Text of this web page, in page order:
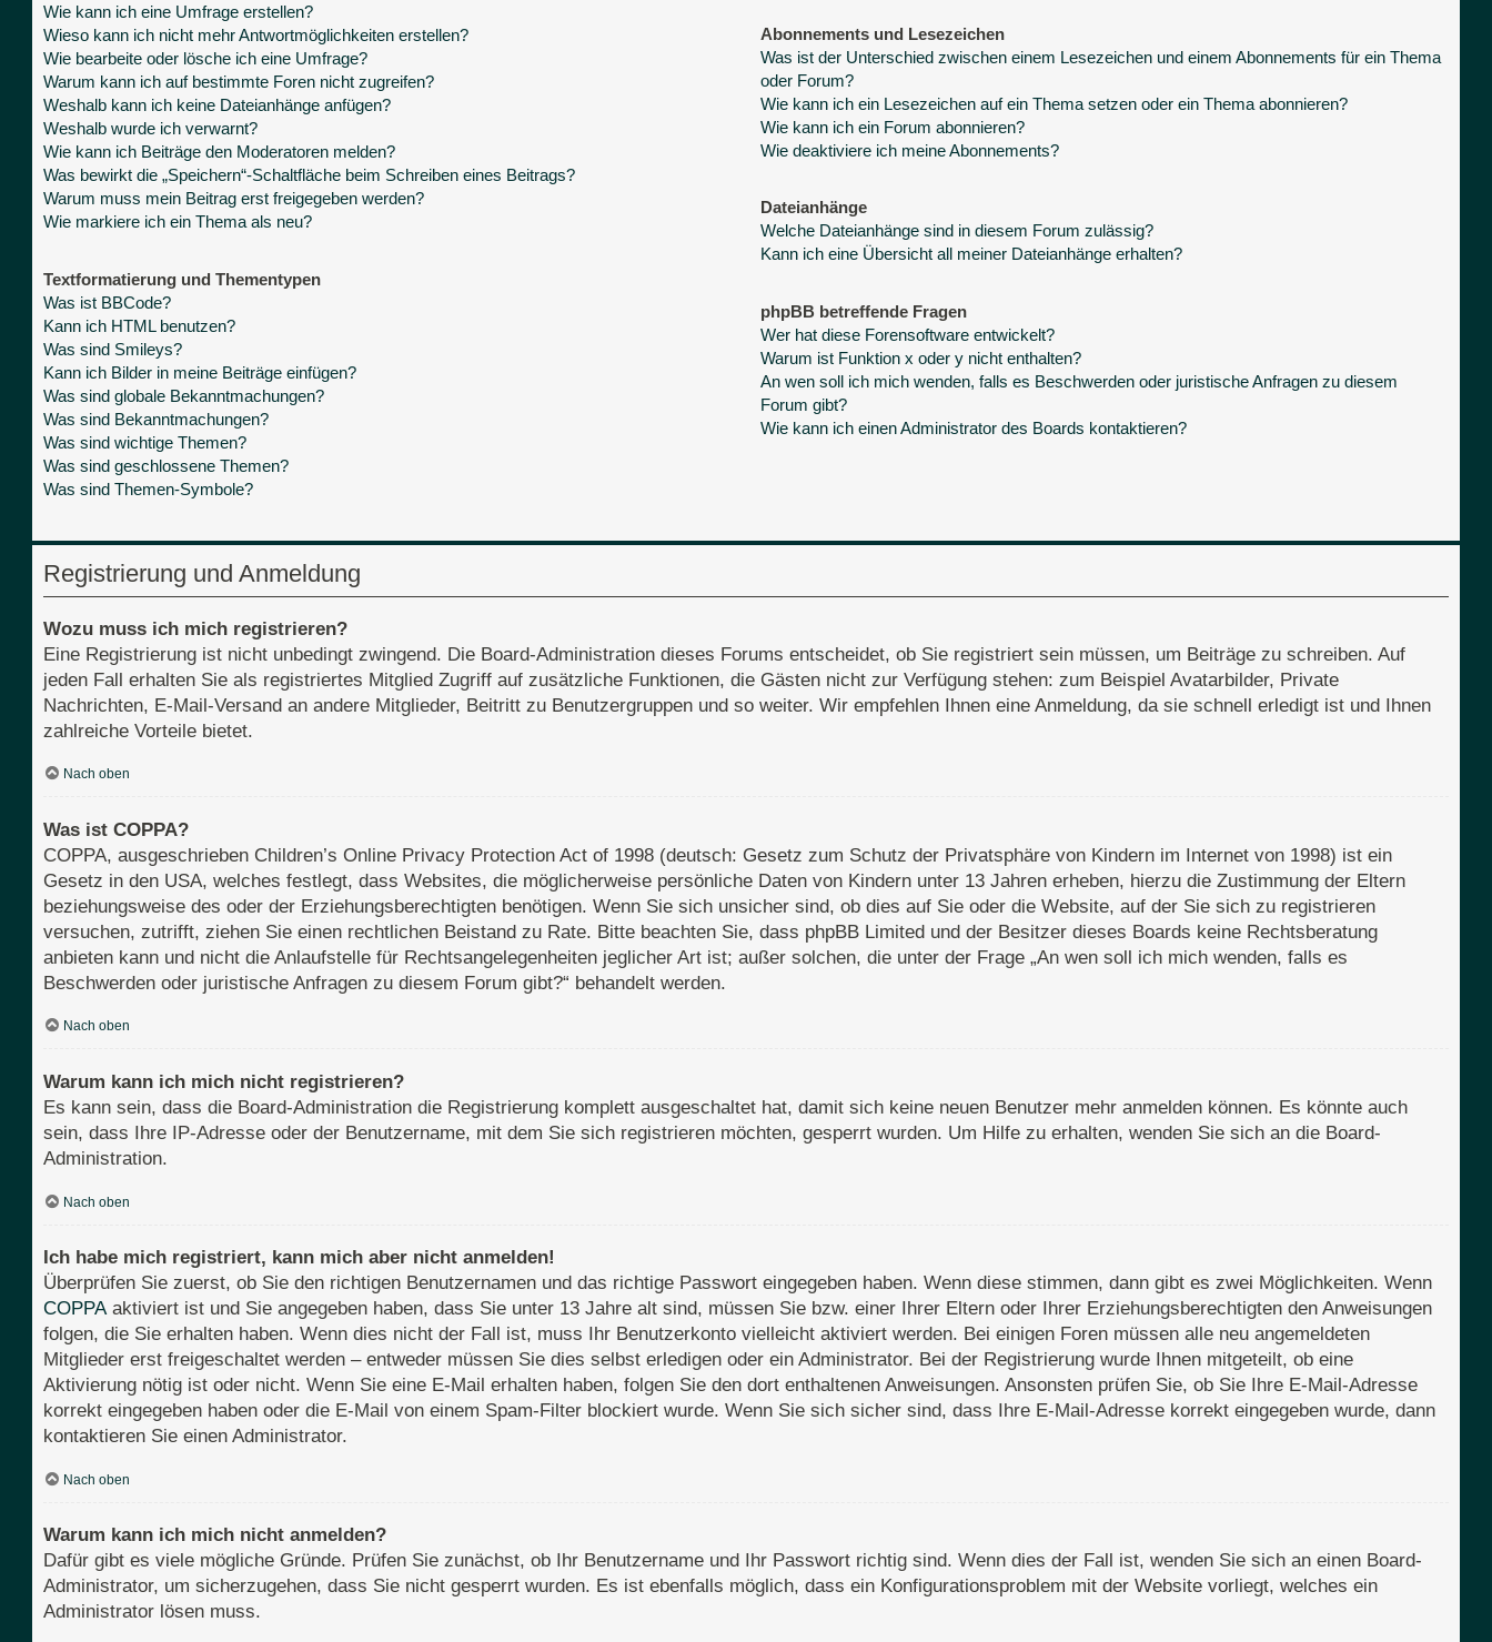
Wie kann ich eine Umfrage erstellen?
Wieso kann ich nicht mehr Antwortmöglichkeiten erstellen?
Wie bearbeite oder lösche ich eine Umfrage?
Warum kann ich auf bestimmte Foren nicht zugreifen?
Weshalb kann ich keine Dateianhänge anfügen?
Weshalb wurde ich verwarnt?
Wie kann ich Beiträge den Moderatoren melden?
Was bewirkt die „Speichern“-Schaltfläche beim Schreiben eines Beitrags?
Warum muss mein Beitrag erst freigegeben werden?
Wie markiere ich ein Thema als neu?
Textformatierung und Thementypen
Was ist BBCode?
Kann ich HTML benutzen?
Was sind Smileys?
Kann ich Bilder in meine Beiträge einfügen?
Was sind globale Bekanntmachungen?
Was sind Bekanntmachungen?
Was sind wichtige Themen?
Was sind geschlossene Themen?
Was sind Themen-Symbole?
Abonnements und Lesezeichen
Was ist der Unterschied zwischen einem Lesezeichen und einem Abonnements für ein Thema
oder Forum?
Wie kann ich ein Lesezeichen auf ein Thema setzen oder ein Thema abonnieren?
Wie kann ich ein Forum abonnieren?
Wie deaktiviere ich meine Abonnements?
Dateianhänge
Welche Dateianhänge sind in diesem Forum zulässig?
Kann ich eine Übersicht all meiner Dateianhänge erhalten?
phpBB betreffende Fragen
Wer hat diese Forensoftware entwickelt?
Warum ist Funktion x oder y nicht enthalten?
An wen soll ich mich wenden, falls es Beschwerden oder juristische Anfragen zu diesem
Forum gibt?
Wie kann ich einen Administrator des Boards kontaktieren?
Registrierung und Anmeldung
Wozu muss ich mich registrieren?
Eine Registrierung ist nicht unbedingt zwingend. Die Board-Administration dieses Forums entscheidet, ob Sie registriert sein müssen, um Beiträge zu schreiben. Auf
jeden Fall erhalten Sie als registriertes Mitglied Zugriff auf zusätzliche Funktionen, die Gästen nicht zur Verfügung stehen: zum Beispiel Avatarbilder, Private
Nachrichten, E-Mail-Versand an andere Mitglieder, Beitritt zu Benutzergruppen und so weiter. Wir empfehlen Ihnen eine Anmeldung, da sie schnell erledigt ist und Ihnen
zahlreiche Vorteile bietet.
Nach oben
Was ist COPPA?
COPPA, ausgeschrieben Children’s Online Privacy Protection Act of 1998 (deutsch: Gesetz zum Schutz der Privatsphäre von Kindern im Internet von 1998) ist ein
Gesetz in den USA, welches festlegt, dass Websites, die möglicherweise persönliche Daten von Kindern unter 13 Jahren erheben, hierzu die Zustimmung der Eltern
beziehungsweise des oder der Erziehungsberechtigten benötigen. Wenn Sie sich unsicher sind, ob dies auf Sie oder die Website, auf der Sie sich zu registrieren
versuchen, zutrifft, ziehen Sie einen rechtlichen Beistand zu Rate. Bitte beachten Sie, dass phpBB Limited und der Besitzer dieses Boards keine Rechtsberatung
anbieten kann und nicht die Anlaufstelle für Rechtsangelegenheiten jeglicher Art ist; außer solchen, die unter der Frage „An wen soll ich mich wenden, falls es
Beschwerden oder juristische Anfragen zu diesem Forum gibt?“ behandelt werden.
Nach oben
Warum kann ich mich nicht registrieren?
Es kann sein, dass die Board-Administration die Registrierung komplett ausgeschaltet hat, damit sich keine neuen Benutzer mehr anmelden können. Es könnte auch
sein, dass Ihre IP-Adresse oder der Benutzername, mit dem Sie sich registrieren möchten, gesperrt wurden. Um Hilfe zu erhalten, wenden Sie sich an die Board-
Administration.
Nach oben
Ich habe mich registriert, kann mich aber nicht anmelden!
Überprüfen Sie zuerst, ob Sie den richtigen Benutzernamen und das richtige Passwort eingegeben haben. Wenn diese stimmen, dann gibt es zwei Möglichkeiten. Wenn
COPPAaktiviert ist und Sie angegeben haben, dass Sie unter 13 Jahre alt sind, müssen Sie bzw. einer Ihrer Eltern oder Ihrer Erziehungsberechtigten den Anweisungen
folgen, die Sie erhalten haben. Wenn dies nicht der Fall ist, muss Ihr Benutzerkonto vielleicht aktiviert werden. Bei einigen Foren müssen alle neu angemeldeten
Mitglieder erst freigeschaltet werden – entweder müssen Sie dies selbst erledigen oder ein Administrator. Bei der Registrierung wurde Ihnen mitgeteilt, ob eine
Aktivierung nötig ist oder nicht. Wenn Sie eine E-Mail erhalten haben, folgen Sie den dort enthaltenen Anweisungen. Ansonsten prüfen Sie, ob Sie Ihre E-Mail-Adresse
korrekt eingegeben haben oder die E-Mail von einem Spam-Filter blockiert wurde. Wenn Sie sich sicher sind, dass Ihre E-Mail-Adresse korrekt eingegeben wurde, dann
kontaktieren Sie einen Administrator.
Nach oben
Warum kann ich mich nicht anmelden?
Dafür gibt es viele mögliche Gründe. Prüfen Sie zunächst, ob Ihr Benutzername und Ihr Passwort richtig sind. Wenn dies der Fall ist, wenden Sie sich an einen Board-
Administrator, um sicherzugehen, dass Sie nicht gesperrt wurden. Es ist ebenfalls möglich, dass ein Konfigurationsproblem mit der Website vorliegt, welches ein
Administrator lösen muss.